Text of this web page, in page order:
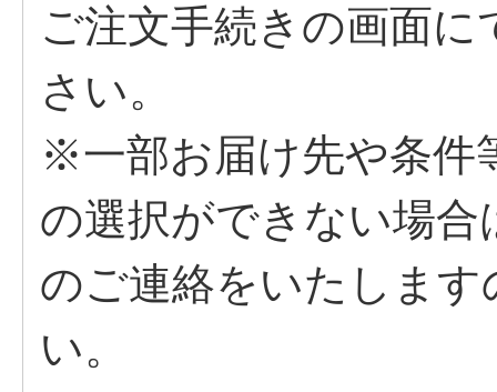
ご注文手続きの画面
さい。
※一部お届け先や条件
の選択ができない場
のご連絡をいたしま
い。